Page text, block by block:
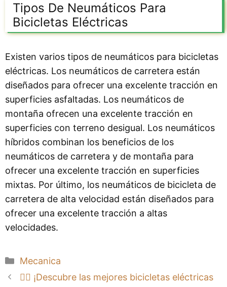
Tipos De Neumáticos Para
Bicicletas Eléctricas
Existen varios tipos de neumáticos para bicicletas
eléctricas. Los neumáticos de carretera están
diseñados para ofrecer una excelente tracción en
superficies asfaltadas. Los neumáticos de
montaña ofrecen una excelente tracción en
superficies con terreno desigual. Los neumáticos
híbridos combinan los beneficios de los
neumáticos de carretera y de montaña para
ofrecer una excelente tracción en superficies
mixtas. Por último, los neumáticos de bicicleta de
carretera de alta velocidad están diseñados para
ofrecer una excelente tracción a altas
velocidades.
Categorías
Mecanica
🚴‍♂️ ¡Descubre las mejores bicicletas eléctricas